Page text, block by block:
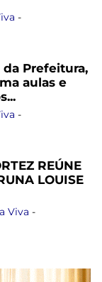
-
Prefeitura,
aulas e
-
REÚNE
LOUISE
Viva -